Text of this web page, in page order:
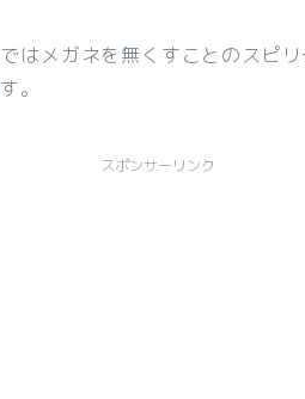
はメガネを無くすことのスピ
。
スポンサーリンク